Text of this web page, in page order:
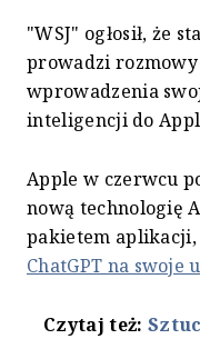
"WSJ" ogłosił, że
prowadzi
wprowadzenia
inteligencji do
Apple w czerwcu
nową technologię
pakietem
ChatGPT na swoje
Czytaj też: